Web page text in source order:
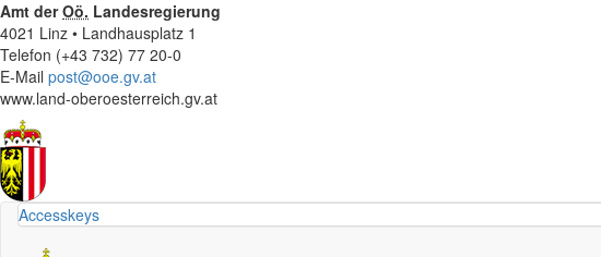
Amt derOö. Landesregierung
4021 Linz • Landhausplatz 1
Telefon (+43 732) 77 20-0
E-Mail post@ooe.gv.at
www.land-oberoesterreich.gv.at
Accesskeys